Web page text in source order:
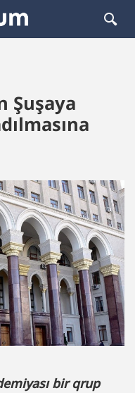
Şuşaya
bir qrup